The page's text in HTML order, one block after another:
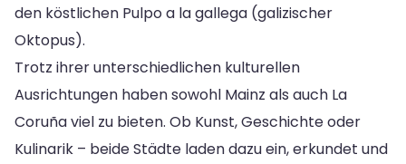
den köstlichen Pulpo a la gallega (galizischer
Oktopus).
Trotz ihrer unterschiedlichen kulturellen
Ausrichtungen haben sowohl Mainz als auch La
Coruña viel zu bieten. Ob Kunst, Geschichte oder
Kulinarik – beide Städte laden dazu ein, erkundet und